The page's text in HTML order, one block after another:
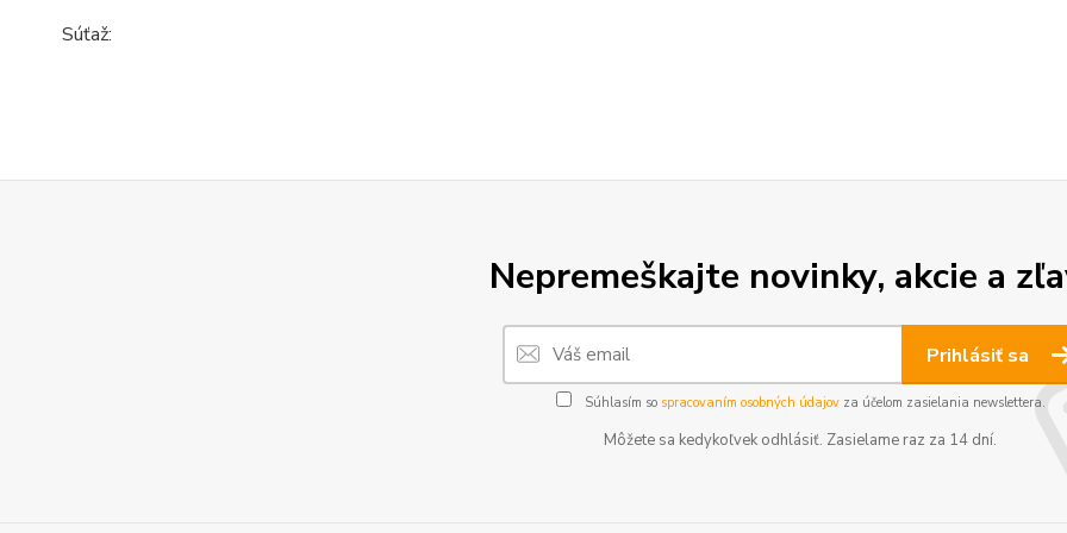
Súťaž:
Nepremeškajte novinky, akcie a
Prihlásiť sa
Súhlasím so spracovaním osobných údajovza účelom zasielania newslettera.
Môžete sa kedykoľvek odhlásiť. Zasielame raz za 14 dní.